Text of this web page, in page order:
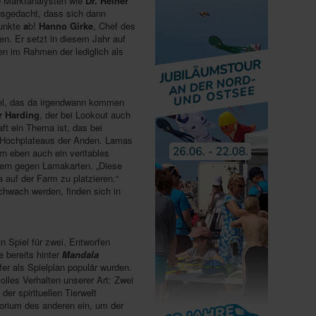
dass sich dann
ab! Hanno Girke, Chef des
Er setzt in diesem Jahr auf
im Rahmen der lediglich als
das da irgendwann kommen
Harding, der bei Lookout auch
ein Thema ist, das bei
der Anden. Lamas
eben auch ein veritables
gegen Lamakarten. „Diese
der Farm zu platzieren.“
werden, finden sich in
Spiel für zwei. Entworfen
bereits hinter Mandala
als Spielplan populär wurden.
Verhalten unserer Art: Zwei
spirituellen Tierwelt
des anderen ein, um der